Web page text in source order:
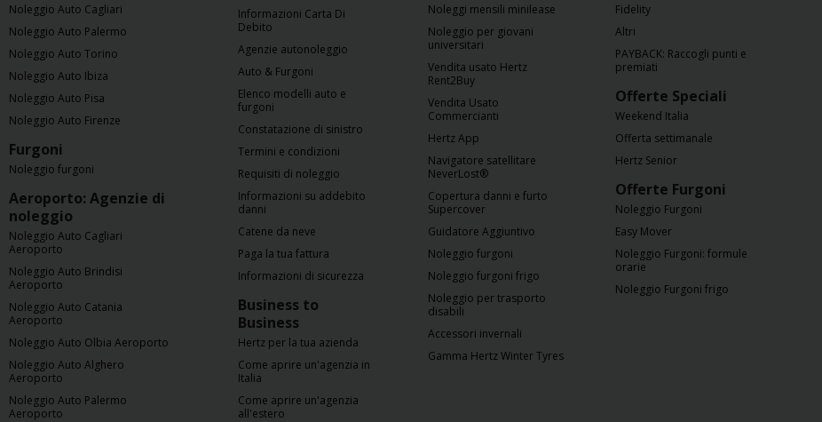
Noleggio Auto Cagliari
Noleggio Auto Palermo
Noleggio Auto Torino
Noleggio Auto Ibiza
Noleggio Auto Pisa
Noleggio Auto Firenze
Furgoni
Noleggio furgoni
Aeroporto: Agenzie di
noleggio
Noleggio Auto Cagliari
Aeroporto
Noleggio Auto Brindisi
Aeroporto
Noleggio Auto Catania
Aeroporto
Noleggio Auto Olbia Aeroporto
Noleggio Auto Alghero
Aeroporto
Noleggio Auto Palermo
Aeroporto
Informazioni Carta Di
Debito
Agenzie autonoleggio
Auto & Furgoni
Elenco modelli auto e
furgoni
Constatazione di sinistro
Termini e condizioni
Requisiti di noleggio
Informazioni su addebito
danni
Catene da neve
Paga la tua fattura
Informazioni di sicurezza
Business to
Business
Hertz per la tua azienda
Come aprire un'agenzia in
Italia
Come aprire un'agenzia
all'estero
Noleggi mensili minilease
Noleggio per giovani
universitari
Vendita usato Hertz
Rent2Buy
Vendita Usato
Commercianti
Hertz App
Navigatore satellitare
NeverLost®
Copertura danni e furto
Supercover
Guidatore Aggiuntivo
Noleggio furgoni
Noleggio furgoni frigo
Noleggio per trasporto
disabili
Accessori invernali
Gamma Hertz Winter Tyres
Fidelity
Altri
PAYBACK: Raccogli punti e
premiati
Offerte Speciali
Weekend Italia
Offerta settimanale
Hertz Senior
Offerte Furgoni
Noleggio Furgoni
Easy Mover
Noleggio Furgoni: formule
orarie
Noleggio Furgoni frigo